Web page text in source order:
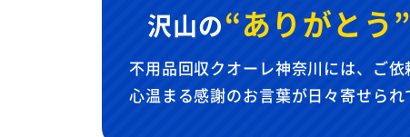
沢山の“ありがとう”
不用品回収クオーレ神奈川には、ご
心温まる感謝のお言葉が日々寄せられ